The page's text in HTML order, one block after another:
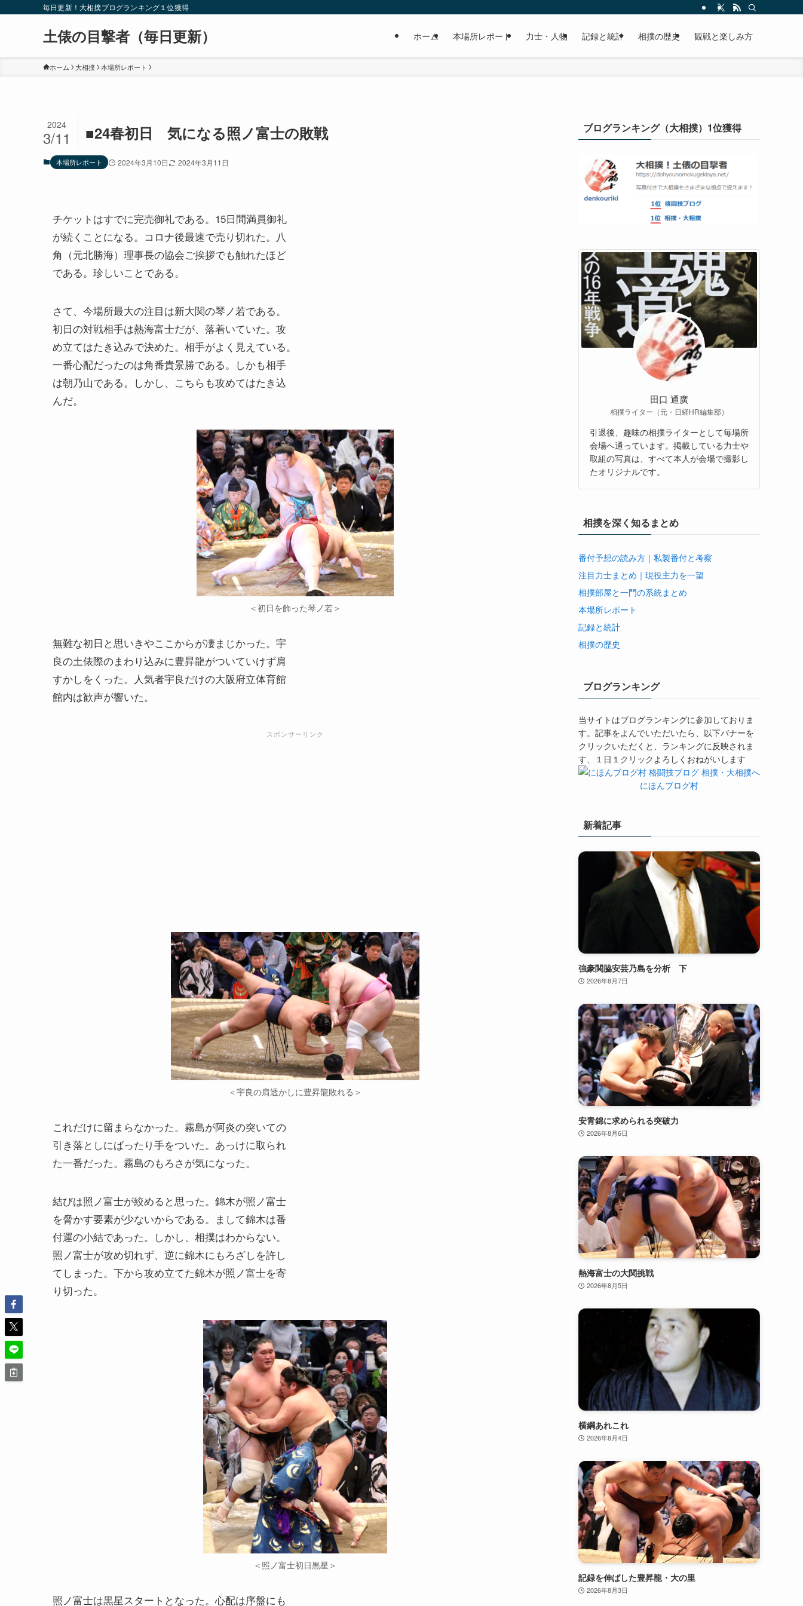
毎日更新！大相撲ブログランキング１位獲得
土俵の目撃者（毎日更新） ホーム 本場所レポート 力士・人物 記録と統計 相撲の歴史 観戦と楽しみ方
ホーム 大相撲 本場所レポート
■24春初日 気になる照ノ富士の敗戦
2024
3/11
本場所レポート 2024年3月10日 2024年3月11日
チケットはすでに完売御礼である。15日間満員御礼
が続くことになる。コロナ後最速で売り切れた。八
角（元北勝海）理事長の協会ご挨拶でも触れたほど
である。珍しいことである。
さて、今場所最大の注目は新大関の琴ノ若である。
初日の対戦相手は熱海富士だが、落着いていた。攻
め立てはたき込みで決めた。相手がよく見えている。
一番心配だったのは角番貴景勝である。しかも相手
は朝乃山である。しかし、こちらも攻めてはたき込
んだ。
＜初日を飾った琴ノ若＞
無難な初日と思いきやここからが凄まじかった。宇
良の土俵際のまわり込みに豊昇龍がついていけず肩
すかしをくった。人気者宇良だけの大阪府立体育館
館内は歓声が響いた。
スポンサーリンク
＜宇良の肩透かしに豊昇龍敗れる＞
これだけに留まらなかった。霧島が阿炎の突いての
引き落としにばったり手をついた。あっけに取られ
た一番だった。霧島のもろさが気になった。
結びは照ノ富士が絞めると思った。錦木が照ノ富士
を脅かす要素が少ないからである。まして錦木は番
付運の小結であった。しかし、相撲はわからない。
照ノ富士が攻め切れず、逆に錦木にもろざしを許し
てしまった。下から攻め立てた錦木が照ノ富士を寄
り切った。
＜照ノ富士初日黒星＞
照ノ富士は黒星スタートとなった。心配は序盤にも
ブログランキング（大相撲）1位獲得
田口 通廣
相撲ライター（元・日経HR編集部）
引退後、趣味の相撲ライターとして毎場所
会場へ通っています。掲載している力士や
取組の写真は、すべて本人が会場で撮影し
たオリジナルです。
相撲を深く知るまとめ
番付予想の読み方｜私製番付と考察
注目力士まとめ｜現役主力を一望
相撲部屋と一門の系統まとめ
本場所レポート
記録と統計
相撲の歴史
ブログランキング
当サイトはブログランキングに参加しておりま
す。記事をよんでいただいたら、以下バナーを
クリックいただくと、ランキングに反映されま
す、１日１クリックよろしくおねがいします
にほんブログ村
新着記事
強豪関脇安芸乃島を分析 下
2026年8月7日
安青錦に求められる突破力
2026年8月6日
熱海富士の大関挑戦
2026年8月5日
横綱あれこれ
2026年8月4日
記録を伸ばした豊昇龍・大の里
2026年8月3日